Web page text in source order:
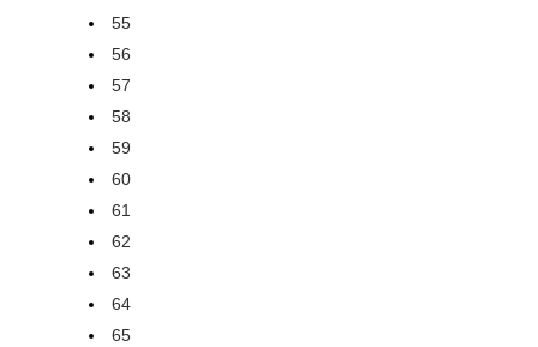
55
56
57
58
59
60
61
62
63
64
65